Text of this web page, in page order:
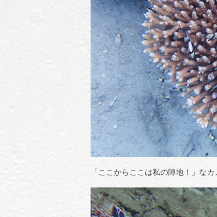
「ここからここは私の陣地！」な